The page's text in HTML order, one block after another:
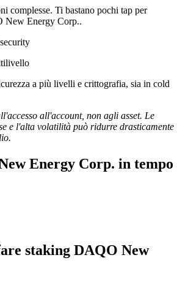
complesse. Ti bastano pochi tap per
New Energy Corp..
a più livelli e crittografia, sia in cold
all'account, non agli asset. Le
e l'alta volatilità può ridurre drasticamente
Energy Corp. in tempo
staking DAQO New